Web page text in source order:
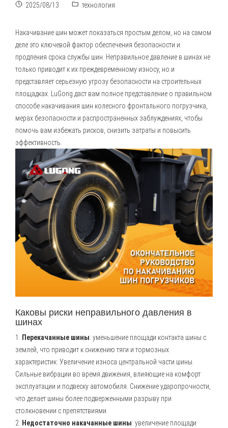
2025/08/13 технология
Накачивание шин может показаться простым делом, но на самом
деле это ключевой фактор обеспечения безопасности и
продления срока службы шин. Неправильное давление в шинах не
только приводит к их преждевременному износу, но и
представляет серьезную угрозу безопасности на строительных
площадках. LuGong даст вам полное представление о правильном
способе накачивания шин колесного фронтального погрузчика
мерах безопасности и распространенных заблуждениях, чтобы
помочь вам избежать рисков, снизить затраты и повысить
эффективность.
Каковы риски неправильного давления в
шинах
1. Перекачанные шины: уменьшение площади контакта шины с
землей, что приводит к снижению тяги и тормозных
характеристик. Увеличение износа центральной части шины.
Сильные вибрации во время движения, влияющие на комфорт
эксплуатации и подвеску автомобиля. Снижение ударопрочности,
что делает шины более подверженными разрыву при
столкновении с препятствиями.
2.
Недостаточно накачанные шины: увеличение площади